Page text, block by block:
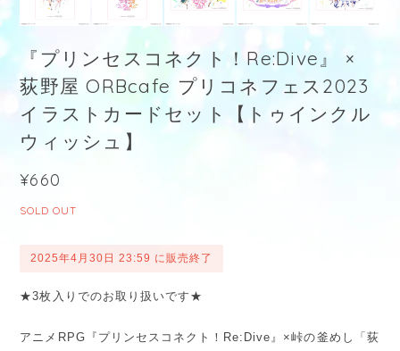
『プリンセスコネクト！Re:Dive』 ×
荻野屋 ORBcafe プリコネフェス2023
イラストカードセット【トゥインクル
ウィッシュ】
¥660
SOLD OUT
2025年4月30日 23:59 に販売終了
★3枚入りでのお取り扱いです★
アニメRPG『プリンセスコネクト！Re:Dive』×峠の釜めし「荻